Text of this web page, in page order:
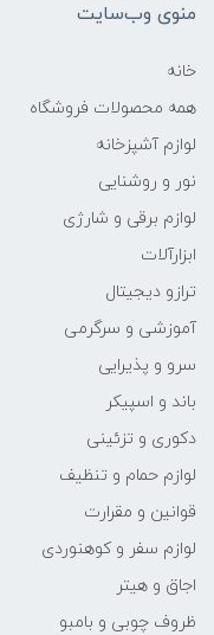
منوی وب‌سایت
خانه
همه محصولات فروشگاه
لوازم آشپزخانه
نور و روشنایی
لوازم برقی و شارژی
ابزارآلات
ترازو دیجیتال
آموزشی و سرگرمی
سرو و پذیرایی
باند و اسپیکر
دکوری و تزئینی
لوازم حمام و تنظیف
قوانین و مقرارت
لوازم سفر و کوهنوردی
اجاق و هیتر
ظروف چوبی و بامبو